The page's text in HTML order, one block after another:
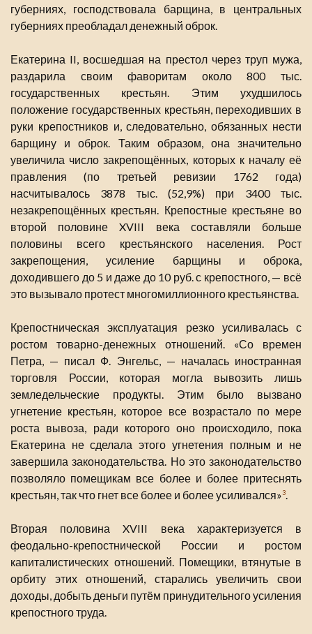
губерниях, господствовала барщина, в центральных
губерниях преобладал денежный оброк.
Екатерина II, восшедшая на престол через труп мужа,
раздарила своим фаворитам около 800 тыс.
государственных крестьян. Этим ухудшилось
положение государственных крестьян, переходивших в
руки крепостников и, следовательно, обязанных нести
барщину и оброк. Таким образом, она значительно
увеличила число закрепощённых, которых к началу её
правления (по третьей ревизии 1762 года)
насчитывалось 3878 тыс. (52,9%) при 3400 тыс.
незакрепощённых крестьян. Крепостные крестьяне во
второй половине XVIII века составляли больше
половины всего крестьянского населения. Рост
закрепощения, усиление барщины и оброка,
доходившего до 5 и даже до 10 руб. с крепостного, — всё
это вызывало протест многомиллионного крестьянства.
Крепостническая эксплуатация резко усиливалась с
ростом товарно-денежных отношений. «Со времен
Петра, — писал Ф. Энгельс, — началась иностранная
торговля России, которая могла вывозить лишь
земледельческие продукты. Этим было вызвано
угнетение крестьян, которое все возрастало по мере
роста вывоза, ради которого оно происходило, пока
Екатерина не сделала этого угнетения полным и не
завершила законодательства. Но это законодательство
позволяло помещикам все более и более притеснять
крестьян, так что гнет все более и более усиливался»3.
Вторая половина XVIII века характеризуется в
феодально-крепостнической России и ростом
капиталистических отношений. Помещики, втянутые в
орбиту этих отношений, старались увеличить свои
доходы, добыть деньги путём принудительного усиления
крепостного труда.